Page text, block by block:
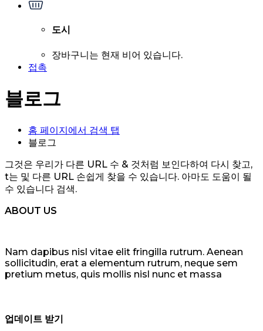
도시
장바구니는 현재 비어 있습니다.
접촉
블로그
홈 페이지에서 검색 탭
블로그
그것은 우리가 다른 URL 수 & 것처럼 보인다하여 다시 찾고,
t는 및 다른 URL 손쉽게 찾을 수 있습니다. 아마도 도움이 될
수 있습니다 검색.
ABOUT US
Nam dapibus nisl vitae elit fringilla rutrum. Aenean
sollicitudin, erat a elementum rutrum, neque sem
pretium metus, quis mollis nisl nunc et massa
업데이트 받기